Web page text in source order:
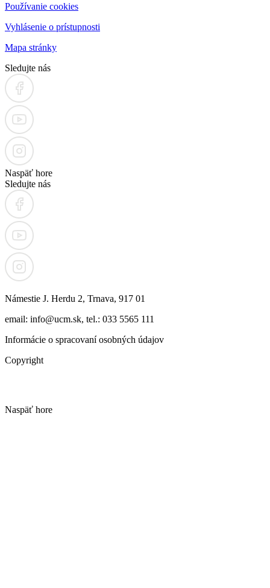
Používanie cookies
Vyhlásenie o prístupnosti
Mapa stránky
Sledujte nás
Naspäť hore
Sledujte nás
Námestie J. Herdu 2, Trnava, 917 01
email: info@ucm.sk, tel.: 033 5565 111
Informácie o spracovaní osobných údajov
Copyright
Naspäť hore